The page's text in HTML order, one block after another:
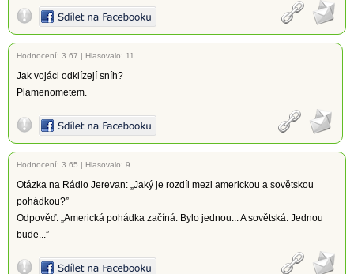
Hodnocení: 3.67 | Hlasovalo: 11
Jak vojáci odklízejí sníh?
Plamenometem.
Hodnocení: 3.65 | Hlasovalo: 9
Otázka na Rádio Jerevan: „Jaký je rozdíl mezi americkou a sovětskou
pohádkou?”
Odpověď: „Americká pohádka začíná: Bylo jednou... A sovětská: Jednou
bude...”